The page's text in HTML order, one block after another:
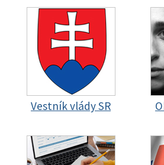
Vestník vlády SR